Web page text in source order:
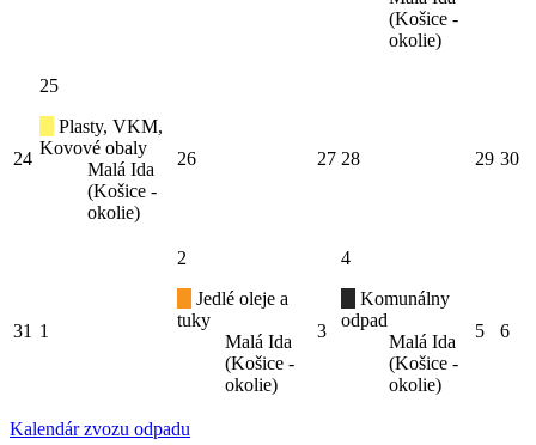
(Košice -
okolie)
24
25
Plasty, VKM,
Kovové obaly
Malá Ida
(Košice -
okolie)
26 27 28 29 30
31 1
2
Jedlé oleje a
tuky
Malá Ida
(Košice -
okolie)
3
4
Komunálny
odpad
Malá Ida
(Košice -
okolie)
5 6
Kalendár zvozu odpadu